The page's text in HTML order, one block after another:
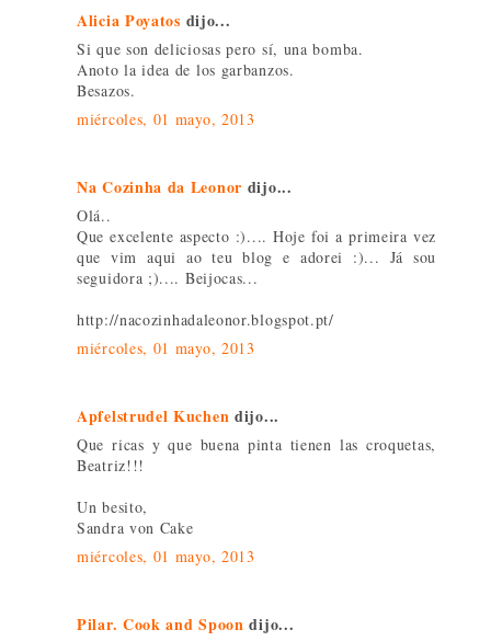
Alicia Poyatos dijo...
Si que son deliciosas pero sí, una bomba.
Anoto la idea de los garbanzos.
Besazos.
miércoles, 01 mayo, 2013
Na Cozinha da Leonor dijo...
Olá..
Que excelente aspecto :).... Hoje foi a primeira vez
que vim aqui ao teu blog e adorei :)... Já sou
seguidora ;).... Beijocas...
http://nacozinhadaleonor.blogspot.pt/
miércoles, 01 mayo, 2013
Apfelstrudel Kuchen dijo...
Que ricas y que buena pinta tienen las croquetas,
Beatriz!!!
Un besito,
Sandra von Cake
miércoles, 01 mayo, 2013
Pilar. Cook and Spoon dijo...